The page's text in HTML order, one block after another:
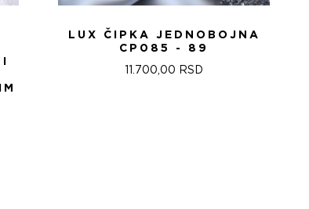
LUX ČIPKA JEDNOBOJNA
CP085 - 89
11.700,00 RSD